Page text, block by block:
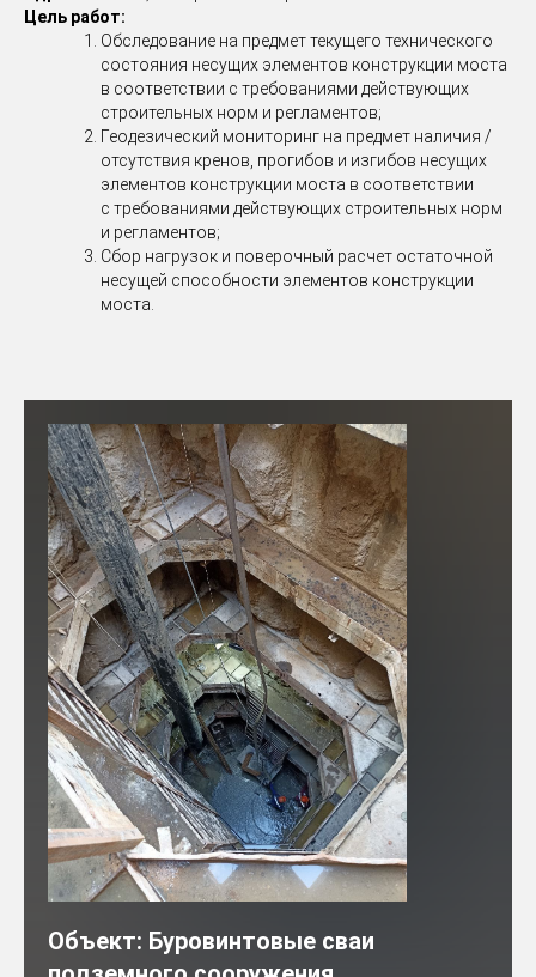
Цель работ:
Обследование на предмет текущего технического
состояния несущих элементов конструкции моста
в соответствии с требованиями действующих
строительных норм и регламентов;
Геодезический мониторинг на предмет наличия /
отсутствия кренов, прогибов и изгибов несущих
элементов конструкции моста в соответствии
с требованиями действующих строительных норм
и регламентов;
Сбор нагрузок и поверочный расчет остаточной
несущей способности элементов конструкции
моста.
Объект: Буровинтовые сваи